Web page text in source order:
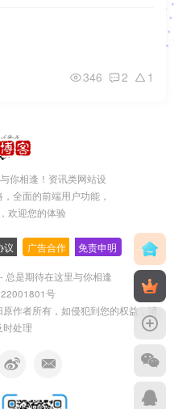
346 2 1
你相逢！资讯类网站设
全面的前端用户功能，
欢迎您的体验
议 广告合作 免责申明
总是期待在这里与你相逢
号
作者所有，如侵犯到您的权益，请
时处理